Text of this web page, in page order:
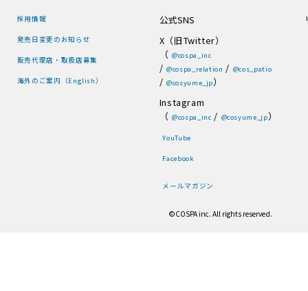
採用情報
発売日変更のお知らせ
販売代理店・取扱店募集
海外のご案内（English）
公式SNS
X（旧Twitter）
（ @cospa_inc
/ @cospa_relation / @cos_patio
/ @cosyume_jp）
Instagram
（ @cospa_inc / @cosyume_jp）
YouTube
Facebook
メールマガジン
©COSPA inc. All rights reserved.